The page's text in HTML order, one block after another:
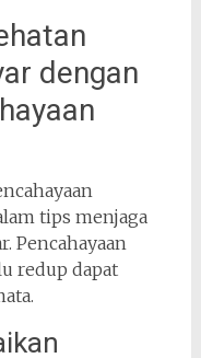
dengan
tips menjaga
Pencahayaan
redup dapat